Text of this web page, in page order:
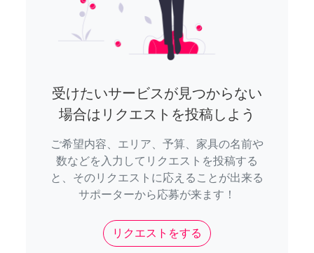
受けたいサービスが見つからない
場合はリクエストを投稿しよう
ご希望内容、エリア、予算、家具の名前や
数などを入力してリクエストを投稿する
と、そのリクエストに応えることが出来る
サポーターから応募が来ます！
リクエストをする